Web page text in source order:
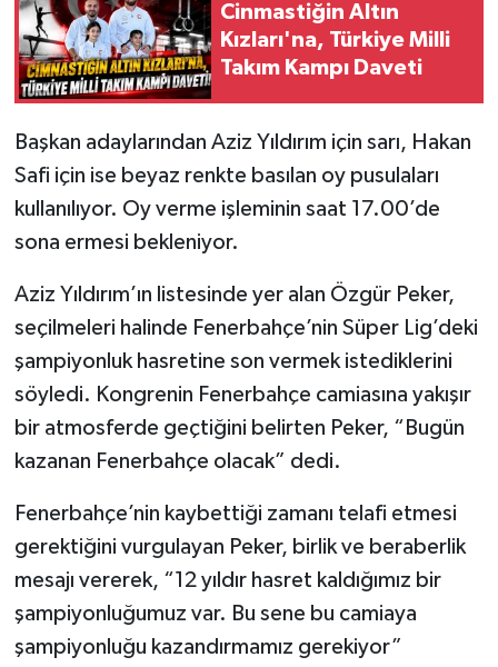
Cinmastiğin Altın
Kızları'na, Türkiye Milli
Takım Kampı Daveti
Başkan adaylarından Aziz Yıldırım için sarı, Hakan
Safi için ise beyaz renkte basılan oy pusulaları
kullanılıyor. Oy verme işleminin saat 17.00’de
sona ermesi bekleniyor.
Aziz Yıldırım’ın listesinde yer alan Özgür Peker,
seçilmeleri halinde Fenerbahçe’nin Süper Lig’deki
şampiyonluk hasretine son vermek istediklerini
söyledi. Kongrenin Fenerbahçe camiasına yakışır
bir atmosferde geçtiğini belirten Peker, “Bugün
kazanan Fenerbahçe olacak” dedi.
Fenerbahçe’nin kaybettiği zamanı telafi etmesi
gerektiğini vurgulayan Peker, birlik ve beraberlik
mesajı vererek, “12 yıldır hasret kaldığımız bir
şampiyonluğumuz var. Bu sene bu camiaya
şampiyonluğu kazandırmamız gerekiyor”